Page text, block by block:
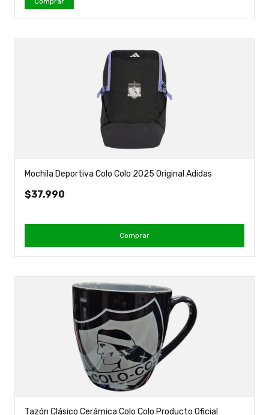
Mochila Deportiva Colo Colo 2025 Original Adidas
$37.990
Comprar
Tazón Clásico Cerámica Colo Colo Producto Oficial